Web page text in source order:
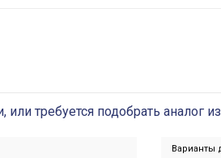
или требуется подобрать аналог